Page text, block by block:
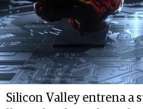
Silicon Valley entrena a